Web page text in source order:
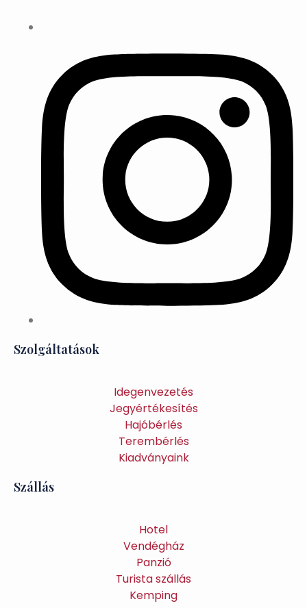
Szolgáltatások
Idegenvezetés
Jegyértékesítés
Hajóbérlés
Terembérlés
Kiadványaink
Szállás
Hotel
Vendégház
Panzió
Turista szállás
Kemping